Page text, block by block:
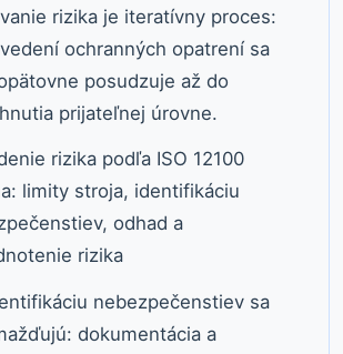
rizika je iteratívny proces:
ochranných opatrení sa
posudzuje až do
prijateľnej úrovne.
rizika podľa ISO 12100
limity stroja, identifikáciu
odhad a
rizika
nebezpečenstiev sa
dokumentácia a